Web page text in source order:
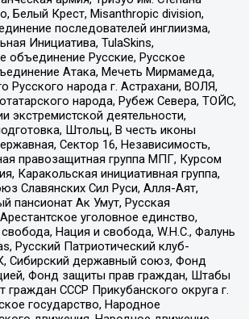
Белый Крест, Misanthropic division,
последователей инглиизма,
Инициатива, TulaSkins,
объединение Русские, Русское
Атака, Мечеть Мирмамеда,
Русского народа г. Астрахани, ВОЛЯ,
народа, Рубеж Севера, ТОЙС,
экстремистской деятельности,
Штольц, В честь иконы
Сектор 16, Независимость,
правозащитная группа МПГ, Курсом
Каракольская инициативная группа,
Славянских Сил Руси, Алля-Аят,
пансионат Ак Умут, Русская
уголовное единство,
Нация и свобода, W.H.С., Фалунь
Русский Патриотический клуб-
Сибирский державный союз, Фонд
Фонд защиты прав граждан, Штабы
граждан СССР Прикубанского округа г.
государство, Народное